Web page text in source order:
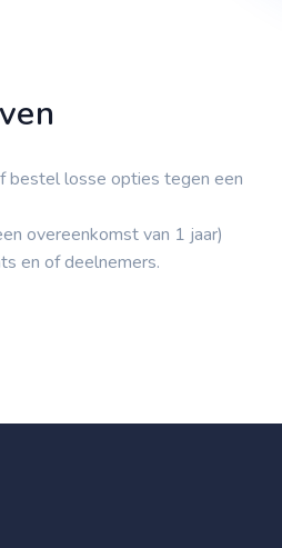
bestel losse opties tegen een
overeenkomst van 1 jaar)
en of deelnemers.